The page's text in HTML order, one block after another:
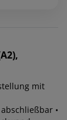
mit
abschließbar •